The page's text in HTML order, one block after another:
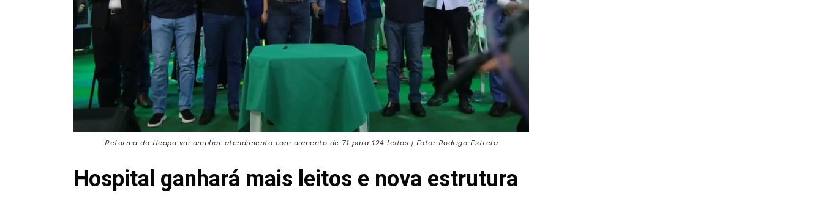
Reforma do Heapa vai ampliar atendimento com aumento de 71 para 124 leitos | Foto: Rodrigo Estrela
Hospital ganhará mais leitos e nova estrutura